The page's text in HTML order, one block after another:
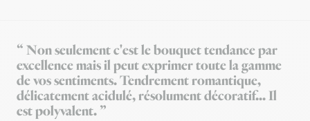
“ Non seulement c'est le bouquet tendance par
excellence mais il peut exprimer toute la gamme
de vos sentiments. Tendrement romantique,
délicatement acidulé, résolument décoratif... Il
est polyvalent. ”